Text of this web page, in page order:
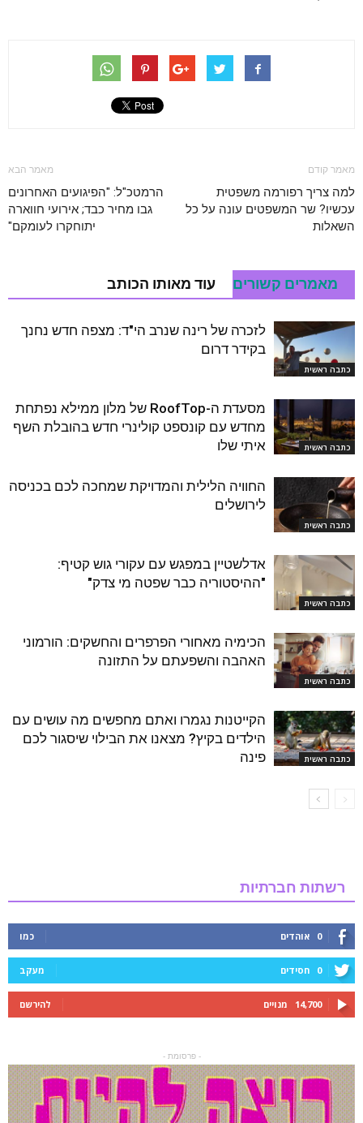
מאמר קודם
למה צריך רפורמה משפטית
עכשיו? שר המשפטים עונה על כל
השאלות
מאמר הבא
הרמטכ"ל: "הפיגועים האחרונים
גבו מחיר כבד; אירועי חווארה
יתוחקרו לעומקם"
מאמרים קשורים עוד מאותו הכותב
כתבה ראשית
לזכרה של רינה שנרב הי"ד: מצפה חדש נחנך
בקידר דרום
כתבה ראשית
מסעדת ה-RoofTop של מלון ממילא נפתחת
מחדש עם קונספט קולינרי חדש בהובלת השף
איתי שלו
כתבה ראשית
החוויה הלילית והמדויקת שמחכה לכם בכניסה
לירושלים
כתבה ראשית
אדלשטיין במפגש עם עקורי גוש קטיף:
"ההיסטוריה כבר שפטה מי צדק"
כתבה ראשית
הכימיה מאחורי הפרפרים והחשקים: הורמוני
האהבה והשפעתם על התזונה
כתבה ראשית
הקייטנות נגמרו ואתם מחפשים מה עושים עם
הילדים בקיץ? מצאנו את הבילוי שיסגור לכם
פינה
רשתות חברתיות
0 אוהדים כמו
0 חסידים מעקב
14,700 מנויים להירשם
- פרסומת -